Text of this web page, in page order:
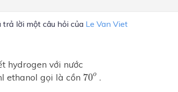
trả lời một câu hỏi của Le Van Viet
hydrogen với nước
ethanol gọi là cồn 70o
70o .